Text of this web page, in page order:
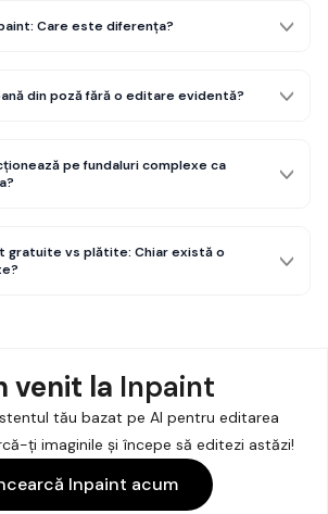
Care este diferența?
din poză fără o editare evidentă?
pe fundaluri complexe ca
gratuite vs plătite: Chiar există o
venit la Inpaint
tău bazat pe AI pentru editarea
ți imaginile și începe să editezi astăzi!
Inpaint acum